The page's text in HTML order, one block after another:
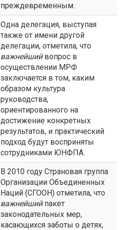
преждевременным.
Одна делегация, выступая
также от имени другой
делегации, отметила, что
важнейшийвопрос в
осуществлении МРФ
заключается в том, каким
образом культура
руководства,
ориентированного на
достижение конкретных
результатов, и практический
подход будут восприняты
сотрудниками ЮНФПА.
В 2010 году Страновая группа
Организации Объединенных
Наций (СГООН) отметила, что
важнейшийпакет
законодательных мер,
касающихся заботы о детях,